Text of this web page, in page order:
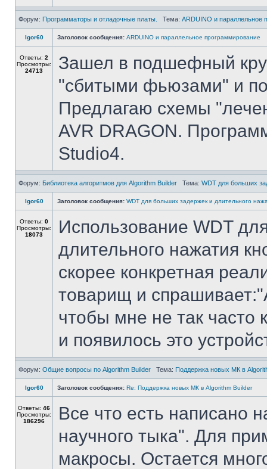
Форум: Программаторы и отладочные платы. Тема: ARDUINO и параллельное
Igor60 Заголовок сообщения: ARDUINO и параллельное программирование
Ответы: 2
Просмотры:
24713
Зашел в подшефный
"сбитыми фьюзами" и
Предлагаю схемы
AVR DRAGON.
Studio4.
Форум: Библиотека алгоритмов для Algorithm Builder Тема: WDT для больших
Igor60 Заголовок сообщения: WDT для больших задержек и длительного
Ответы: 0
Просмотры:
18073
Использование WDT
длительного нажатия
скорее конкретная
товарищ и
чтобы мне не так часто
и появилось это
Форум: Общие вопросы по Algorithm Builder Тема: Поддержка новых МК в
Igor60 Заголовок сообщения: Re: Поддержка новых МК в Algorithm Builder
Ответы: 46
Просмотры:
186296
Все что есть написано
научного тыка". Для
макросы. Остается